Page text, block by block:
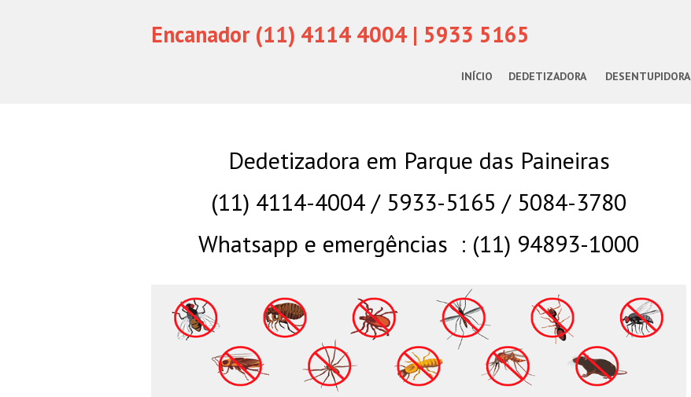
Encanador (11) 4114 4004 | 5933 5165
INÍCIO DEDETIZADORA DESENTUPIDORA
Dedetizadora em Parque das Paineiras
(11) 4114-4004 / 5933-5165 / 5084-3780
Whatsapp e emergências : (11) 94893-1000